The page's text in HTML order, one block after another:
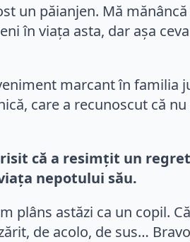
un păianjen. Mă
în viața asta, dar așa
marcant în familia
care a recunoscut că
că a resimțit un
nepotului său.
plâns astăzi ca un copil.
de acolo, de sus…